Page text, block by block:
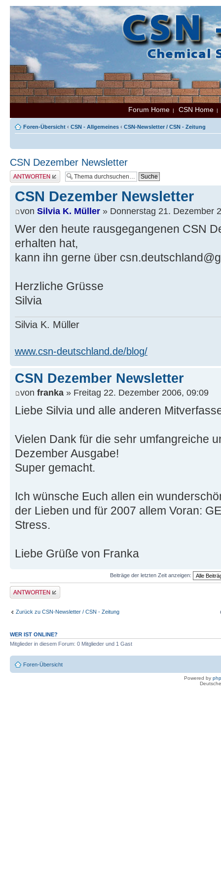
Forum Home | CSN Home
Foren-Übersicht ‹ CSN - Allgemeines ‹ CSN-Newsletter / CSN - Zeitung
CSN Dezember Newsletter
Antwort erstellen
CSN Dezember Newsletter
von Silvia K. Müller » Donnerstag 21. Dezember
Wer den heute rausgegangenen CSN
erhalten hat,
kann ihn gerne über
Herzliche Grüsse
Silvia
Silvia K. Müller
www.csn-deutschland.de/blog/
CSN Dezember Newsletter
von franka » Freitag 22. Dezember 2006, 09:09
Liebe Silvia und alle anderen
Vielen Dank für die sehr umfangreiche
Dezember Ausgabe!
Super gemacht.
Ich wünsche Euch allen ein
der Lieben und für 2007 allem Voran:
Stress.
Liebe Grüße von Franka
Beiträge der letzten Zeit anzeigen:
Antwort erstellen
Zurück zu CSN-Newsletter / CSN - Zeitung
WER IST ONLINE?
Mitglieder in diesem Forum: 0 Mitglieder und 1 Gast
Foren-Übersicht
Powered by